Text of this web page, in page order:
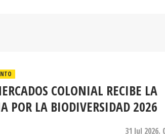
COLONIAL RECIBE LA
POR LA BIODIVERSIDAD 2026
31 Jul 2026.